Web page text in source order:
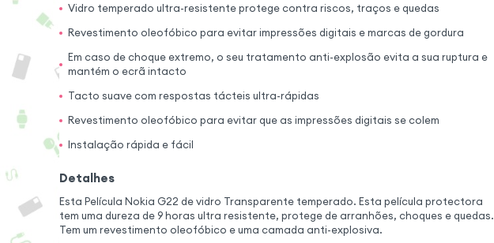
Vidro temperado ultra-resistente protege contra riscos, traços e quedas
Revestimento oleofóbico para evitar impressões digitais e marcas de gordura
Em caso de choque extremo, o seu tratamento anti-explosão evita a sua ruptura e
mantém o ecrã intacto
Tacto suave com respostas tácteis ultra-rápidas
Revestimento oleofóbico para evitar que as impressões digitais se colem
Instalação rápida e fácil
Detalhes
Esta Película Nokia G22 de vidro Transparente temperado. Esta película protectora
tem uma dureza de 9 horas ultra resistente, protege de arranhões, choques e quedas.
Tem um revestimento oleofóbico e uma camada anti-explosiva.